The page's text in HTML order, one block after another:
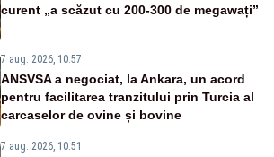
curent „a scăzut cu 200-300 de megawați”
7 aug. 2026, 10:57
ANSVSA a negociat, la Ankara, un acord
pentru facilitarea tranzitului prin Turcia al
carcaselor de ovine și bovine
7 aug. 2026, 10:51